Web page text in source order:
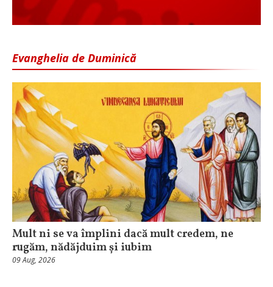
Evanghelia de Duminică
Mult ni se va împlini dacă mult credem, ne
rugăm, nădăjduim și iubim
09 Aug, 2026